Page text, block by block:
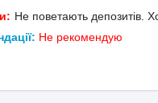
Не поветають депозитів.
Не рекомендую